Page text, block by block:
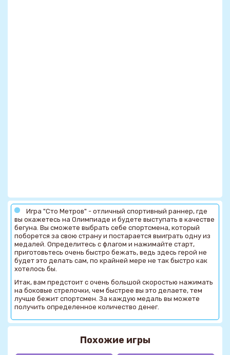
Игра "Сто Метров" - отличный спортивный раннер, где
вы окажетесь на Олимпиаде и будете выступать в качестве
бегуна. Вы сможете выбрать себе спортсмена, который
поборется за свою страну и постарается выиграть одну из
медалей. Определитесь с флагом и нажимайте старт,
приготовьтесь очень быстро бежать, ведь здесь герой не
будет это делать сам, по крайней мере не так быстро как
хотелось бы.
Итак, вам предстоит с очень большой скоростью нажимать
на боковые стрелочки, чем быстрее вы это делаете, тем
лучше бежит спортсмен. За каждую медаль вы можете
получить определенное количество денег.
Похожие игры